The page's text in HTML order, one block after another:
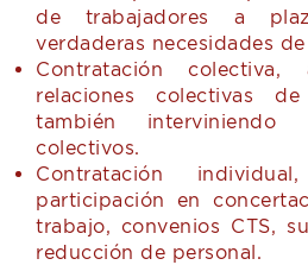
de trabajadores a
verdaderas necesidades
Contratación
relaciones colectivas
también
colectivos.
Contratación
participación en
trabajo, convenios CTS,
reducción de personal.